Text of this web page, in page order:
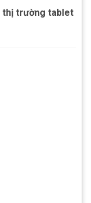
thị trường tablet